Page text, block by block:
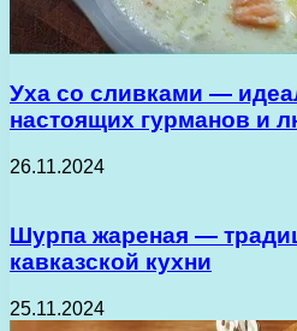
Уха со сливками —
настоящих гурманов и
26.11.2024
Шурпа жареная —
кавказской кухни
25.11.2024